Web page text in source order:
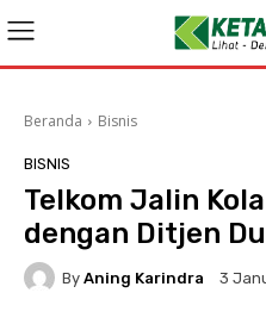
Beranda Bisnis
BISNIS
Telkom Jalin
dengan Ditjen
By Aning Karindra 3